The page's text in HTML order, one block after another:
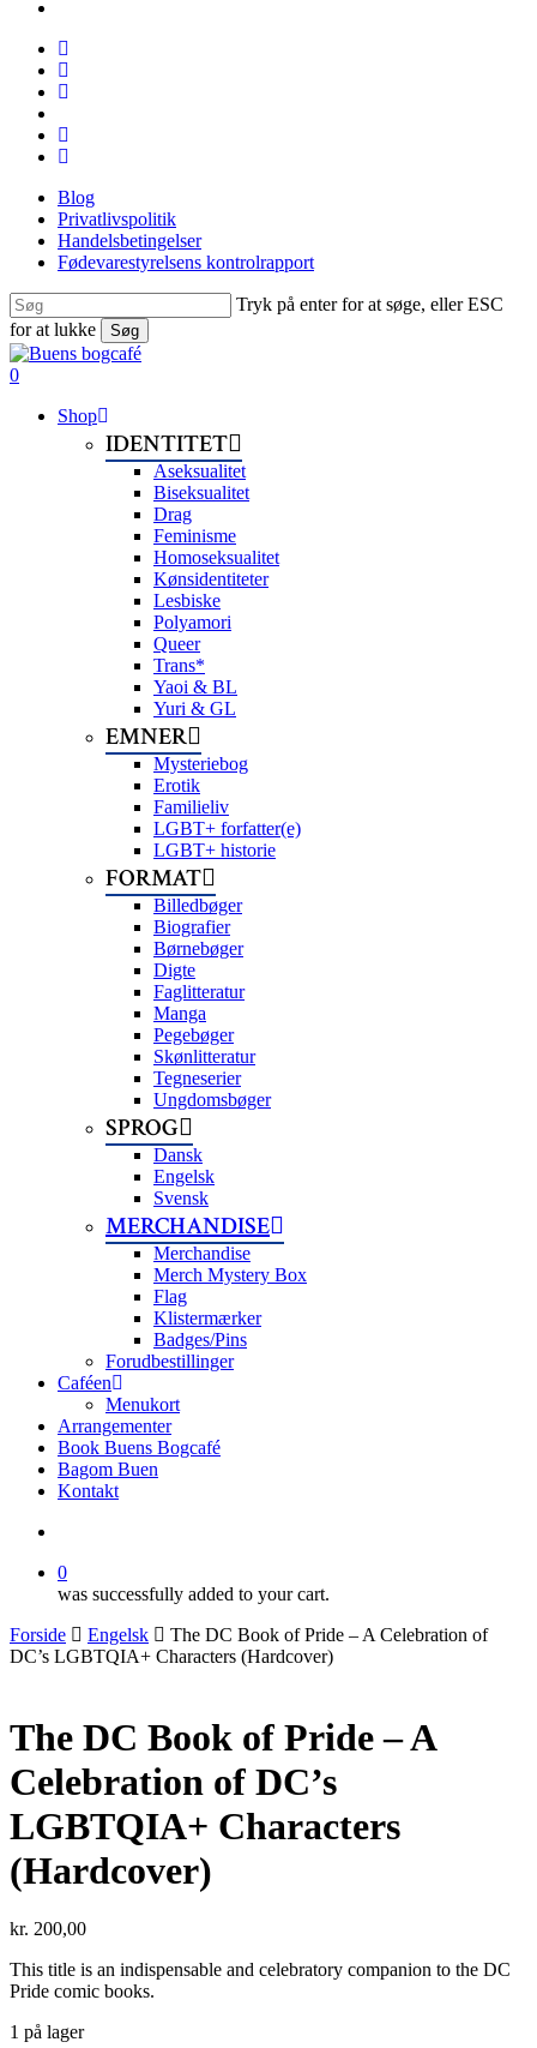
Skip
main
content
facebook
linkedin
instagram
phone
email
Blog
Privatlivspolitik
Handelsbetingelser
Fødevarestyrelsens kontrolrapport
Tryk på enter for at søge, eller ESC
for at lukke
Søg
Close
Search
search
0
Shop
IDENTITET
Aseksualitet
Biseksualitet
Drag
Feminisme
Homoseksualitet
Kønsidentiteter
Lesbiske
Polyamori
Queer
Trans*
Yaoi & BL
Yuri & GL
EMNER
Mysteriebog
Erotik
Familieliv
LGBT+ forfatter(e)
LGBT+ historie
FORMAT
Billedbøger
Biografier
Børnebøger
Digte
Faglitteratur
Manga
Pegebøger
Skønlitteratur
Tegneserier
Ungdomsbøger
SPROG
Dansk
Engelsk
Svensk
MERCHANDISE
Merchandise
Merch Mystery Box
Flag
Klistermærker
Badges/Pins
Forudbestillinger
Caféen
Menukort
Arrangementer
Book Buens Bogcafé
Bagom Buen
Kontakt
0
was successfully added to your cart.
Forside
Engelsk
The DC Book of Pride – A Celebration of
DC’s LGBTQIA+ Characters (Hardcover)
The DC Book of Pride – A
Celebration of DC’s
LGBTQIA+ Characters
(Hardcover)
kr. 200,00
This title is an indispensable and celebratory companion to the DC
Pride comic books.
1 på lager